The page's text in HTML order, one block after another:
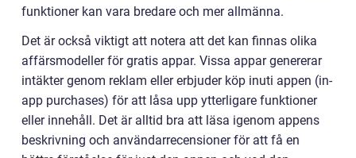
funktioner kan vara bredare och mer allmänna.
Det är också viktigt att notera att det kan finnas olika
affärsmodeller för gratis appar. Vissa appar genererar
intäkter genom reklam eller erbjuder köp inuti appen (in-
app purchases) för att låsa upp ytterligare funktioner
eller innehåll. Det är alltid bra att läsa igenom appens
beskrivning och användarrecensioner för att få en